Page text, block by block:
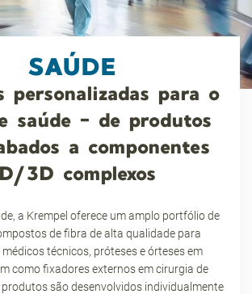
SAÚDE
personalizadas para o
saúde - de produtos
a componentes
3D complexos
a Krempel oferece um amplo portfólio de
de fibra de alta qualidade para
técnicos, próteses e órteses em
como fixadores externos em cirurgia de
são desenvolvidos individualmente